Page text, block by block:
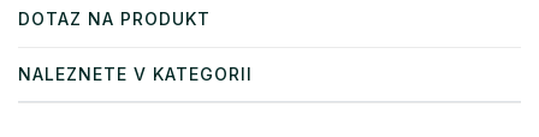
DOTAZ NA PRODUKT
NALEZNETE V KATEGORII